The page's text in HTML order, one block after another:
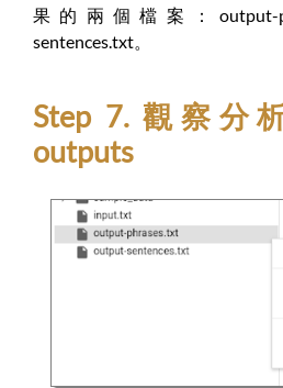
果的兩個檔案：output-
sentences.txt。
Step 7. 觀察分
outputs